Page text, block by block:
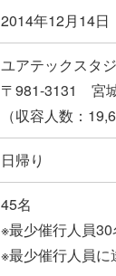
2014年12月14日
ユアテックスタ
〒981-3131 宮
（収容人数：
日帰り
45名
※最少催行人員30
※最少催行人員に